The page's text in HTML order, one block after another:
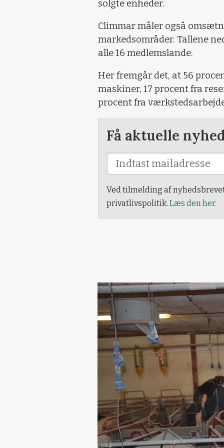
solgte enheder.
Climmar måler også
markedsområder. Tallene
alle 16 medlemslande.
Her fremgår det, at 56
maskiner, 17 procent fra
procent fra
Få aktuelle
Ved tilmelding af
privatlivspolitik. Læs den her.